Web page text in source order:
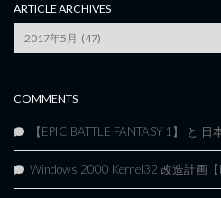
ARTICLE ARCHIVES
Archives
COMMENTS
【EPIC BATTLE FANTASY 1】 と 日
Windows 2000 Kernel32 改造計画【